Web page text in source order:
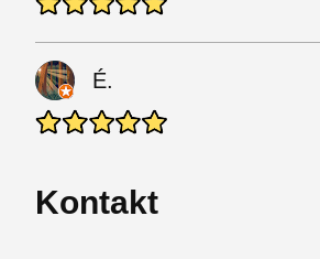
É.
Kontakt